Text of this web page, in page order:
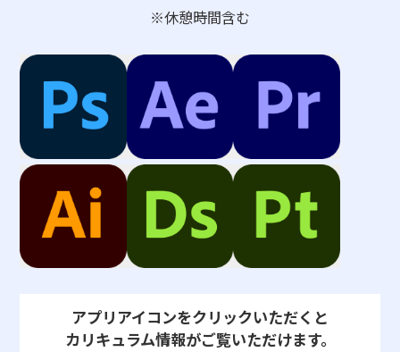
※休憩時間含む
アプリアイコンをクリックいただくと
カリキュラム情報がご覧いただけます。